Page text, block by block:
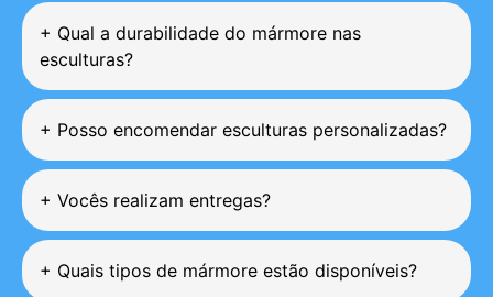
+ Qual a durabilidade do mármore nas
esculturas?
+ Posso encomendar esculturas personalizadas?
+ Vocês realizam entregas?
+ Quais tipos de mármore estão disponíveis?